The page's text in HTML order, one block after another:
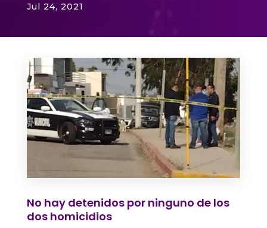
Jul 24, 2021
No hay detenidos por ninguno de los
dos homicidios